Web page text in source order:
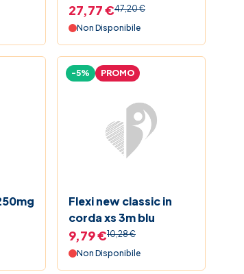
27,77 €47,20 €
Non Disponibile
Flexi new classic in
corda xs 3m blu
-5% PROMO
9,79 €10,28 €
Non Disponibile